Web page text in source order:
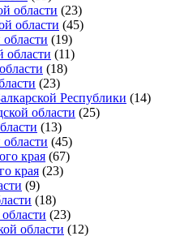
области (23)
области (45)
(19)
области (11)
(18)
(23)
Республики (14)
области (25)
(13)
(45)
края (67)
края (23)
(9)
(18)
(23)
области (12)